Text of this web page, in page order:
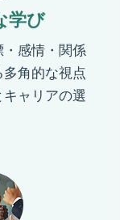
学び
感情・関係
角的な視点
ャリアの選